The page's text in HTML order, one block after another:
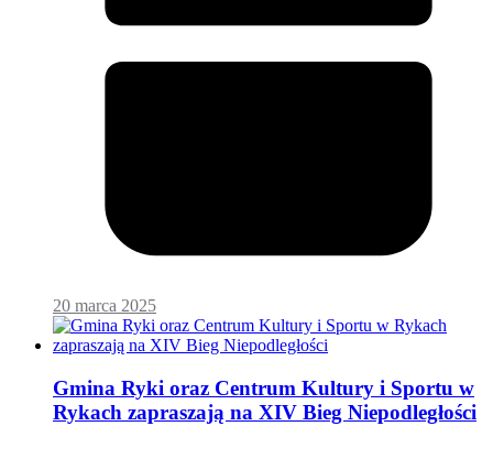
20 marca 2025
Gmina Ryki oraz Centrum Kultury i Sportu w
Rykach zapraszają na XIV Bieg Niepodległości